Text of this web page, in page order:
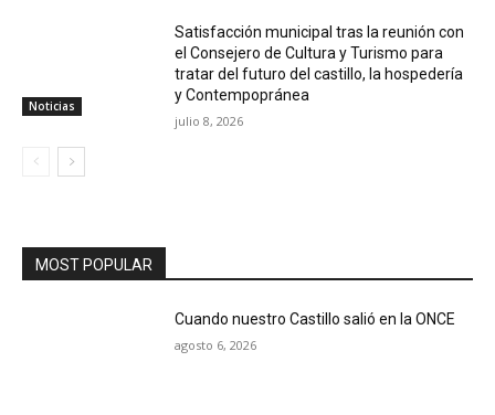
Noticias
Satisfacción municipal tras la reunión con
el Consejero de Cultura y Turismo para
tratar del futuro del castillo, la hospedería
y Contempopránea
julio 8, 2026
MOST POPULAR
Cuando nuestro Castillo salió en la ONCE
agosto 6, 2026